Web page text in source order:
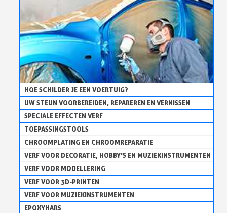
HOE SCHILDER JE EEN VOERTUIG?
UW STEUN VOORBEREIDEN, REPAREREN EN VERNISSEN
SPECIALE EFFECTEN VERF
TOEPASSINGSTOOLS
CHROOMPLATING EN CHROOMREPARATIE
VERF VOOR DECORATIE, HOBBY'S EN MUZIEKINSTRUMENTEN
VERF VOOR MODELLERING
VERF VOOR 3D-PRINTEN
VERF VOOR MUZIEKINSTRUMENTEN
EPOXYHARS